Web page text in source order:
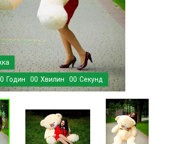
0 Годин 00 Хвилин 00 Секунд